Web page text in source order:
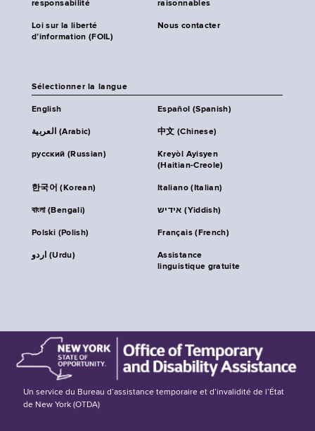
responsabilité
raisonnables
Loi sur la liberté
d’information (FOIL)
Nous contacter
Sélectionner la langue
English Español (Spanish)
العربية (Arabic) 中文 (Chinese)
русский (Russian)
Kreyòl Ayisyen
(Haitian-Creole)
한국어 (Korean) Italiano (Italian)
বাংলা (Bengali) אידיש (Yiddish)
Polski (Polish) Français (French)
اردو (Urdu)
Assistance
linguistique gratuite
Un service du Bureau d’assistance temporaire et d’invalidité de l’État
de New York (OTDA)